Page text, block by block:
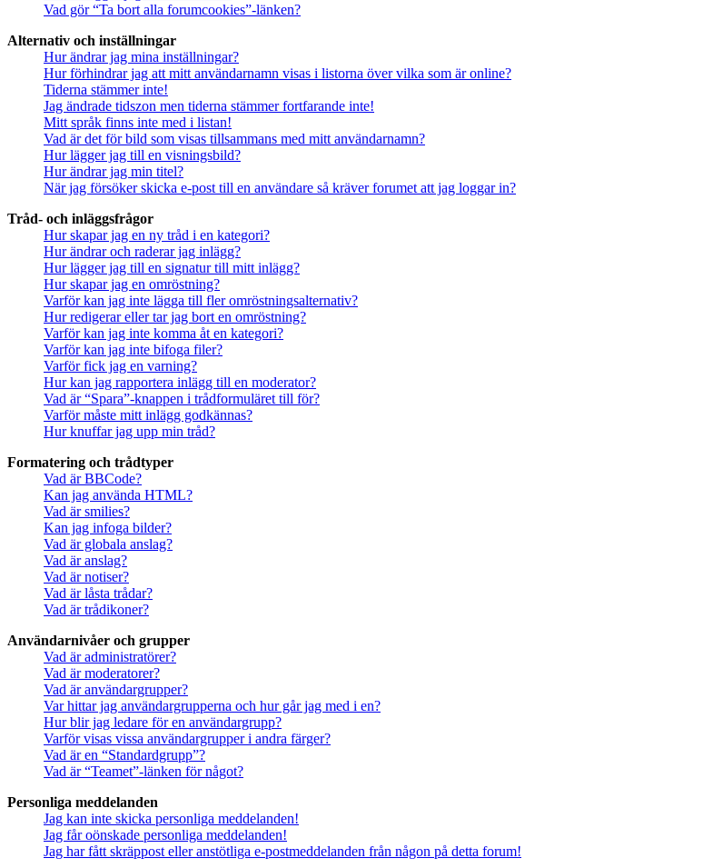
Vad gör “Ta bort alla forumcookies”-länken?
Alternativ och inställningar
Hur ändrar jag mina inställningar?
Hur förhindrar jag att mitt användarnamn visas i listorna över vilka som är online?
Tiderna stämmer inte!
Jag ändrade tidszon men tiderna stämmer fortfarande inte!
Mitt språk finns inte med i listan!
Vad är det för bild som visas tillsammans med mitt användarnamn?
Hur lägger jag till en visningsbild?
Hur ändrar jag min titel?
När jag försöker skicka e-post till en användare så kräver forumet att jag loggar in?
Tråd- och inläggsfrågor
Hur skapar jag en ny tråd i en kategori?
Hur ändrar och raderar jag inlägg?
Hur lägger jag till en signatur till mitt inlägg?
Hur skapar jag en omröstning?
Varför kan jag inte lägga till fler omröstningsalternativ?
Hur redigerar eller tar jag bort en omröstning?
Varför kan jag inte komma åt en kategori?
Varför kan jag inte bifoga filer?
Varför fick jag en varning?
Hur kan jag rapportera inlägg till en moderator?
Vad är “Spara”-knappen i trådformuläret till för?
Varför måste mitt inlägg godkännas?
Hur knuffar jag upp min tråd?
Formatering och trådtyper
Vad är BBCode?
Kan jag använda HTML?
Vad är smilies?
Kan jag infoga bilder?
Vad är globala anslag?
Vad är anslag?
Vad är notiser?
Vad är låsta trådar?
Vad är trådikoner?
Användarnivåer och grupper
Vad är administratörer?
Vad är moderatorer?
Vad är användargrupper?
Var hittar jag användargrupperna och hur går jag med i en?
Hur blir jag ledare för en användargrupp?
Varför visas vissa användargrupper i andra färger?
Vad är en “Standardgrupp”?
Vad är “Teamet”-länken för något?
Personliga meddelanden
Jag kan inte skicka personliga meddelanden!
Jag får oönskade personliga meddelanden!
Jag har fått skräppost eller anstötliga e-postmeddelanden från någon på detta forum!